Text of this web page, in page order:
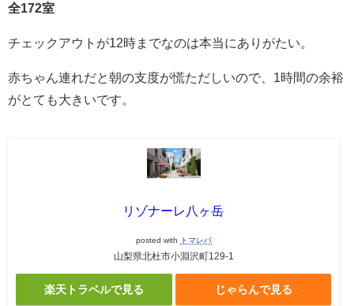
全172室
チェックアウトが12時までなのは本当にありがたい。
赤ちゃん連れだと朝の支度が慌ただしいので、1時間の余裕
がとても大きいです。
リゾナーレ八ヶ岳
posted with トマレバ
山梨県北杜市小淵沢町129-1
楽天トラベルで見る じゃらんで見る